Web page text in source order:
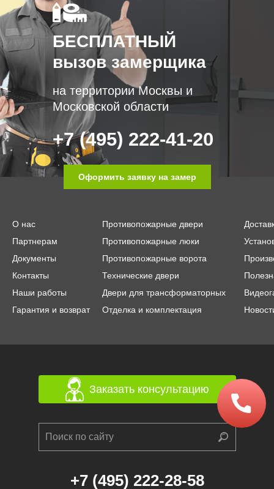
БЕСПЛАТНЫЙ
вызов замерщика
на территории Москвы и
Московской области
+7 (495) 222-41-20
Оформить заявку на замер
О нас
Партнерам
Документы
Контакты
Наши работы
Гарантия и возврат
Противопожарные двери
Противопожарные люки
Противопожарные ворота
Технические двери
Двери для трансформаторных
Отделка и комплектация
Заказать консультацию
+7 (495) 222-28-58